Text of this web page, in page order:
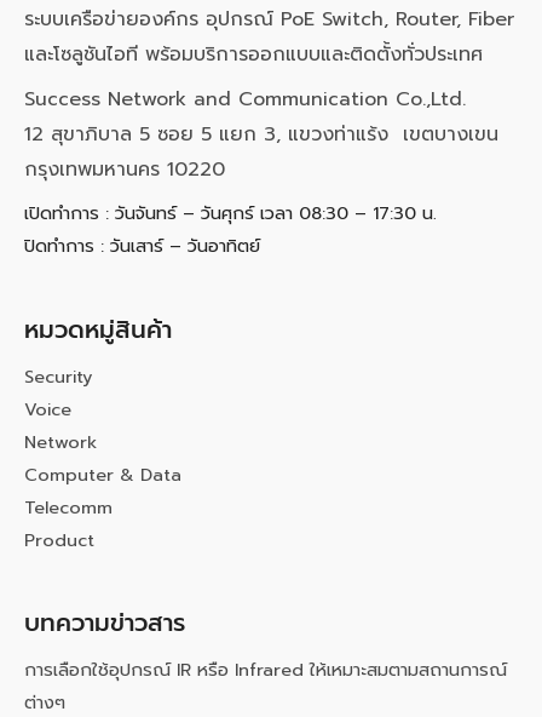
ระบบเครือข่ายองค์กร อุปกรณ์ PoE Switch, Router, Fiber
และโซลูชันไอที พร้อมบริการออกแบบและติดตั้งทั่วประเทศ
Success Network and Communication Co.,Ltd.
12 สุขาภิบาล 5 ซอย 5 แยก 3, แขวงท่าแร้ง เขตบางเขน
กรุงเทพมหานคร 10220
เปิดทำการ : วันจันทร์ – วันศุกร์ เวลา 08:30 – 17:30 น.
ปิดทำการ : วันเสาร์ – วันอาทิตย์
หมวดหมู่สินค้า
Security
Voice
Network
Computer & Data
Telecomm
Product
บทความข่าวสาร
การเลือกใช้อุปกรณ์ IR หรือ Infrared ให้เหมาะสมตามสถานการณ์
ต่างๆ